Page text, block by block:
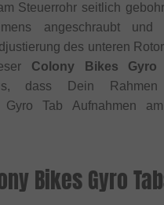
Steuerrohr seitlich
angeschraubt und
des unteren
Colony Bikes Gyro
dass Dein
Gyro Tab Aufnahmen
Bikes Gyro